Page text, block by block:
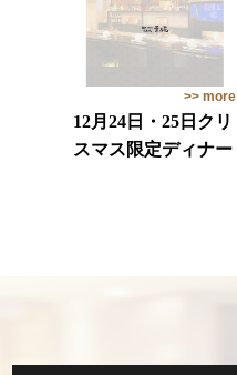
>> more
12月24日・25日クリ
スマス限定ディナー